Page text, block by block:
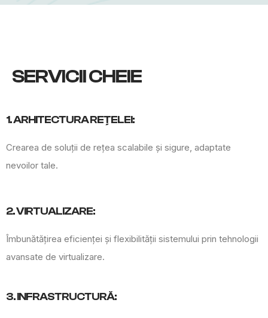
SERVICII CHEIE
1. ARHITECTURA REȚELEI:
Crearea de soluții de rețea scalabile și sigure, adaptate
nevoilor tale.
2. VIRTUALIZARE:
Îmbunătățirea eficienței și flexibilității sistemului prin tehnologii
avansate de virtualizare.
3. INFRASTRUCTURĂ: